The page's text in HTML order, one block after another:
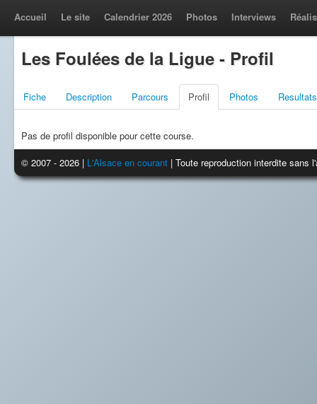
Accueil Le site Calendrier 2026 Photos Interviews
Les Foulées de la Ligue - Profil
Fiche Description Parcours Profil Photos Resultats
Pas de profil disponible pour cette course.
© 2007 - 2026 | L'Alsace en courant | Toute reproduction interdite sans